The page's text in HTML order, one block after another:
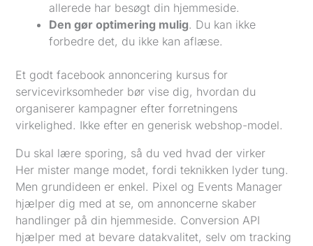
allerede har besøgt din hjemmeside.
Den gør optimering mulig. Du kan ikke
forbedre det, du ikke kan aflæse.
Et godt facebook annoncering kursus for
servicevirksomheder bør vise dig, hvordan du
organiserer kampagner efter forretningens
virkelighed. Ikke efter en generisk webshop-model.
Du skal lære sporing, så du ved hvad der virker
Her mister mange modet, fordi teknikken lyder tung.
Men grundideen er enkel. Pixel og Events Manager
hjælper dig med at se, om annoncerne skaber
handlinger på din hjemmeside. Conversion API
hjælper med at bevare datakvalitet, selv om tracking